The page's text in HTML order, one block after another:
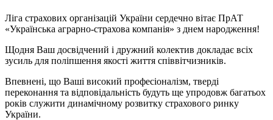
Ліга страхових організацій України сердечно вітає ПрАТ
«Українська аграрно-страхова компанія» з днем народження!
Щодня Ваш досвідчений і дружний колектив докладає всіх
зусиль для поліпшення якості життя співвітчизників.
Впевнені, що Ваші високий професіоналізм, тверді
переконання та відповідальність будуть ще упродовж багатьох
років служити динамічному розвитку страхового ринку
України.